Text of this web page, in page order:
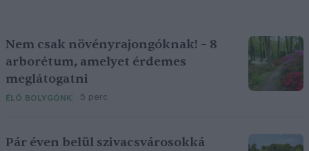
Nem csak növényrajongóknak! – 8
arborétum, amelyet érdemes
meglátogatni
ÉLŐ BOLYGÓNK 5 perc
Pár éven belül szivacsvárosokká